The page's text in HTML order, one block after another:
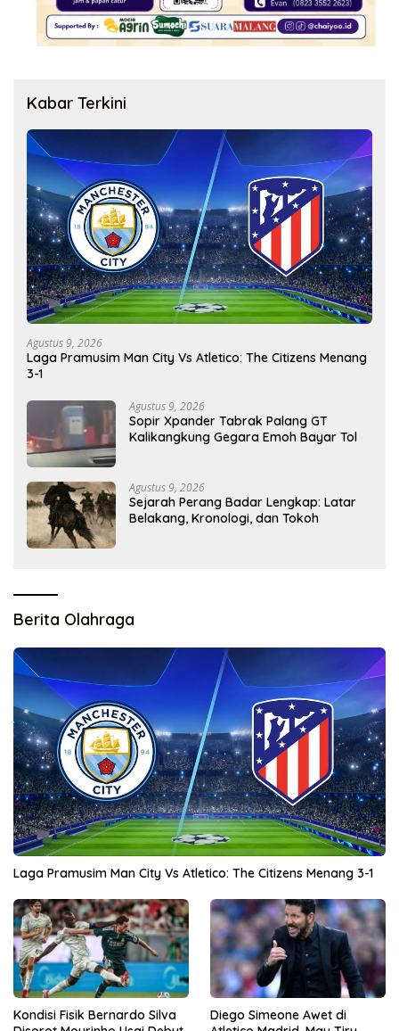
Kabar Terkini
Agustus 9, 2026
Laga Pramusim Man City Vs Atletico: The Citizens Menang
3-1
Agustus 9, 2026
Sopir Xpander Tabrak Palang GT
Kalikangkung Gegara Emoh Bayar Tol
Agustus 9, 2026
Sejarah Perang Badar Lengkap: Latar
Belakang, Kronologi, dan Tokoh
Berita Olahraga
Laga Pramusim Man City Vs Atletico: The Citizens Menang 3-1
Kondisi Fisik Bernardo Silva
Diego Simeone Awet di